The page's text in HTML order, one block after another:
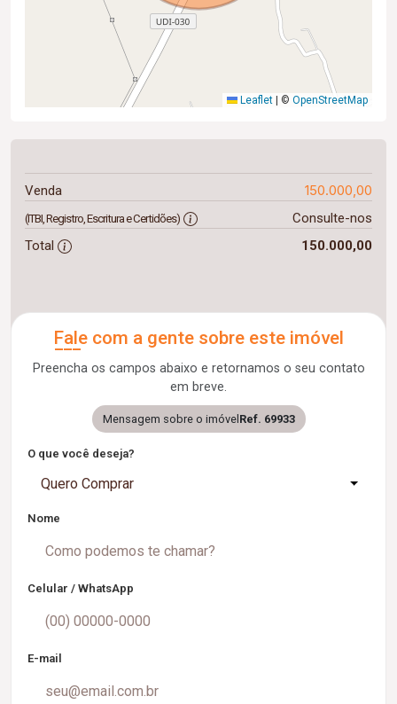
Leaflet © OpenStreetMap
Venda 150.000,00
(ITBI, Registro, Escritura e Certidões)
Consulte-nos
Total
150.000,00
Fale com a gente sobre este imóvel
Preencha os campos abaixo e retornamos o seu contato
em breve.
Mensagem sobre o imóvel Ref. 69933
O que você deseja?
Quero Comprar
Nome
Celular / WhatsApp
E-mail